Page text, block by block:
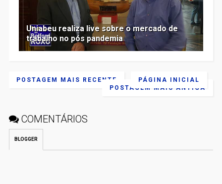
Uniabeu realiza live sobre o mercado de
trabalho no pós pandemia
POSTAGEM MAIS RECENTE
POSTAGEM MAIS ANTIGA
PÁGINA INICIAL
COMENTÁRIOS
BLOGGER